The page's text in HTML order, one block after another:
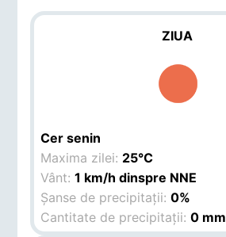
ZIUA
Cer senin
Maxima zilei: 25°C
Vânt:1 km/h dinspre NNE
Șanse de precipitații:0%
Cantitate de precipitații:0 mm